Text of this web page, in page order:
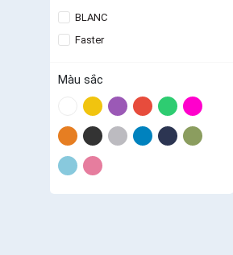
BLANC
Faster
Màu sắc